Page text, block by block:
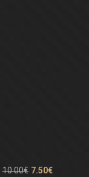
10.00€ 7.50€